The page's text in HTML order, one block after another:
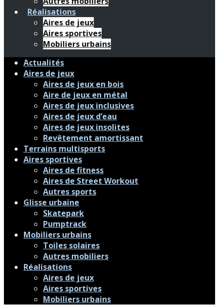
Réalisations
Aires de jeux
Aires sportives
Mobiliers urbains
Actualités
Aires de jeux
Aires de jeux en bois
Aire de jeux en métal
Aires de jeux inclusives
Aires de jeux d’eau
Aires de jeux insolites
Revêtement amortissant
Terrains multisports
Aires sportives
Aires de fitness
Aires de Street Workout
Autres sports
Glisse urbaine
Skatepark
Pumptrack
Mobiliers urbains
Toiles solaires
Autres mobiliers
Réalisations
Aires de jeux
Aires sportives
Mobiliers urbains